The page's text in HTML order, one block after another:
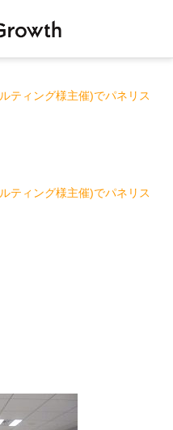
ティング様主催)でパネリス
ティング様主催)でパネリス